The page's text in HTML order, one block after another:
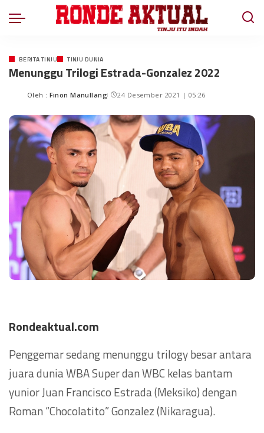
BERITA TINJU TINJU DUNIA
Menunggu Trilogi Estrada-Gonzalez 2022
Oleh : Finon Manullang 24 Desember 2021 | 05:26
Rondeaktual.com
Penggemar sedang menunggu trilogy besar antara
juara dunia WBA Super dan WBC kelas bantam
yunior Juan Francisco Estrada (Meksiko) dengan
Roman “Chocolatito” Gonzalez (Nikaragua).